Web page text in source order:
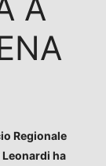
A
Regionale
ha